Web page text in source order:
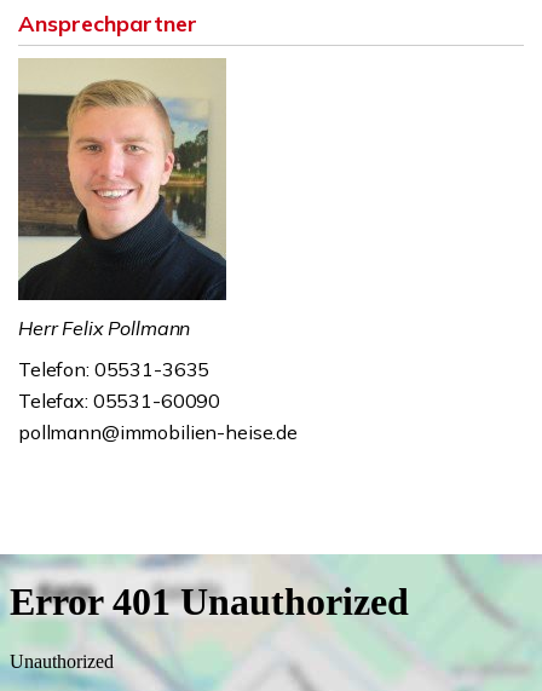
Ansprechpartner
Herr Felix Pollmann
Telefon: 05531-3635
Telefax: 05531-60090
pollmann@immobilien-heise.de